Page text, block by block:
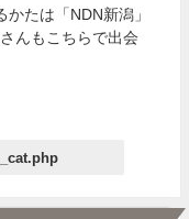
たは「NDN新潟」
んもこちらで出会